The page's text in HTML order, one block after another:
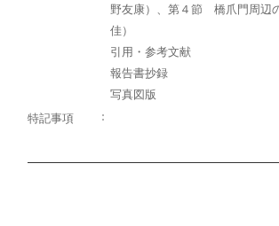
野友康）、第４節 橋爪門周辺
佳）
引用・参考文献
報告書抄録
写真図版
特記事項